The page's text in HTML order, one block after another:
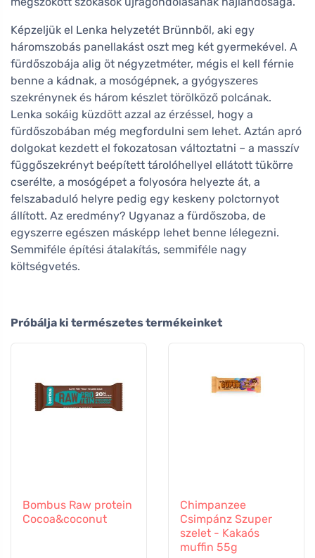
Képzeljük el Lenka helyzetét Brünnből, aki egy
háromszobás panellakást oszt meg két gyermekével. A
fürdőszobája alig öt négyzetméter, mégis el kell férnie
benne a kádnak, a mosógépnek, a gyógyszeres
szekrénynek és három készlet törölköző polcának.
Lenka sokáig küzdött azzal az érzéssel, hogy a
fürdőszobában még megfordulni sem lehet. Aztán apró
dolgokat kezdett el fokozatosan változtatni – a masszív
függőszekrényt beépített tárolóhellyel ellátott tükörre
cserélte, a mosógépet a folyosóra helyezte át, a
felszabaduló helyre pedig egy keskeny polctornyot
állított. Az eredmény? Ugyanaz a fürdőszoba, de
egyszerre egészen másképp lehet benne lélegezni.
Semmiféle építési átalakítás, semmiféle nagy
költségvetés.
Próbálja ki természetes termékeinket
Bombus Raw protein
Cocoa&coconut
Chimpanzee
Csimpánz Szuper
szelet - Kakaós
muffin 55g